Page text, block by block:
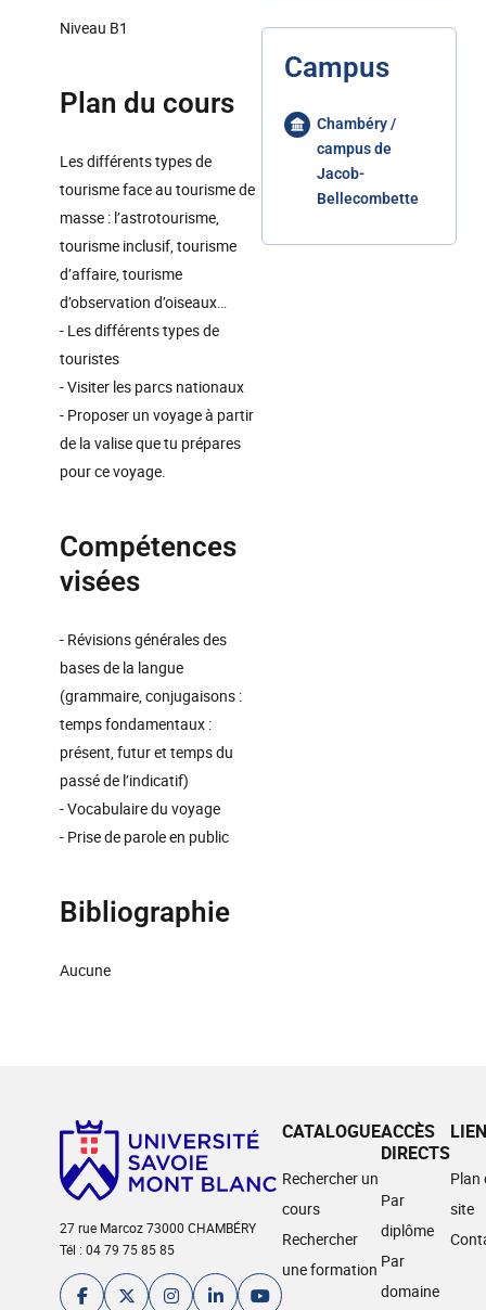
Niveau B1
Plan du cours
Les différents types de
tourisme face au tourisme de
masse : l’astrotourisme,
tourisme inclusif, tourisme
d’affaire, tourisme
d’observation d’oiseaux…
- Les différents types de
touristes
- Visiter les parcs nationaux
- Proposer un voyage à partir
de la valise que tu prépares
pour ce voyage.
Compétences
visées
- Révisions générales des
bases de la langue
(grammaire, conjugaisons :
temps fondamentaux :
présent, futur et temps du
passé de l’indicatif)
- Vocabulaire du voyage
- Prise de parole en public
Bibliographie
Aucune
Campus
Chambéry /
campus de
Jacob-
Bellecombette
27 rue Marcoz 73000 CHAMBÉRY
Tél : 04 79 75 85 85
CATALOGUE
Rechercher un
cours
Rechercher
une formation
ACCÈS
DIRECTS
Par
diplôme
Par
domaine
Plan
site